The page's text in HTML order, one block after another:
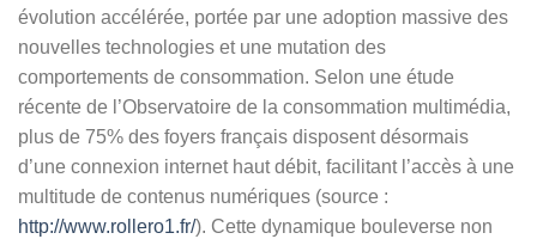
évolution accélérée, portée par une adoption massive des
nouvelles technologies et une mutation des
comportements de consommation. Selon une étude
récente de l’Observatoire de la consommation multimédia,
plus de 75% des foyers français disposent désormais
d’une connexion internet haut débit, facilitant l’accès à une
multitude de contenus numériques (source :
http://www.rollero1.fr/). Cette dynamique bouleverse non